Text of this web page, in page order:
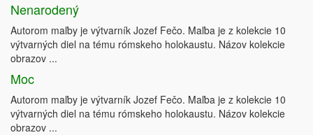
Nenarodený
Autorom maľby je výtvarník Jozef Fečo. Maľba je z kolekcie 10
výtvarných diel na tému rómskeho holokaustu. Názov kolekcie
obrazov ...
Moc
Autorom maľby je výtvarník Jozef Fečo. Maľba je z kolekcie 10
výtvarných diel na tému rómskeho holokaustu. Názov kolekcie
obrazov ...